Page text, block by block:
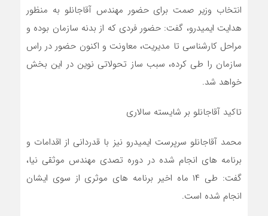
انتخاب وزیر صمت برای حضور مهندس آقاجانلو به منظور
هدایت ایمیدرو، گفت: حضور فردی که از بدنه سازمان بوده و
مراحل کارشناسی تا مدیریت، معاونت و اکنون حضور در راس
سازمان را طی کرده، سبب ساز تحولاتی نوین در این بخش
خواهد شد.
تاکید آقاجانلو بر شایسته سالاری
محمد آقاجانلو سرپرست ایمیدرو نیز با قدردانی از اقدامات و
برنامه های انجام شده در دوره تصدی مهندس موثقی نیا،
گفت: طی ۱۴ ماه اخیر برنامه های موثری از سوی ایشان
انجام شده است.